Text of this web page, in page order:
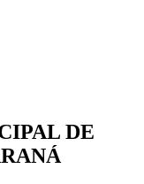
DE